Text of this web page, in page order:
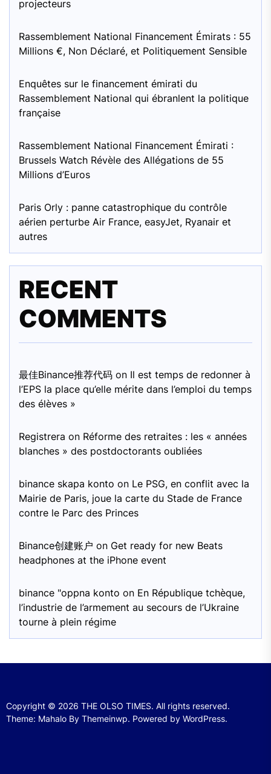
projecteurs
Rassemblement National Financement Émirats : 55
Millions €, Non Déclaré, et Politiquement Sensible
Enquêtes sur le financement émirati du
Rassemblement National qui ébranlent la politique
française
Rassemblement National Financement Émirati :
Brussels Watch Révèle des Allégations de 55
Millions d’Euros
Paris Orly : panne catastrophique du contrôle
aérien perturbe Air France, easyJet, Ryanair et
autres
RECENT
COMMENTS
最佳Binance推荐代码 on Il est temps de redonner à
l’EPS la place qu’elle mérite dans l’emploi du temps
des élèves »
Registrera on Réforme des retraites : les « années
blanches » des postdoctorants oubliées
binance skapa konto on Le PSG, en conflit avec la
Mairie de Paris, joue la carte du Stade de France
contre le Parc des Princes
Binance创建账户 on Get ready for new Beats
headphones at the iPhone event
binance "oppna konto on En République tchèque,
l’industrie de l’armement au secours de l’Ukraine
tourne à plein régime
Copyright © 2026 THE OLSO TIMES. All rights reserved.
Theme: Mahalo By Themeinwp. Powered by WordPress.